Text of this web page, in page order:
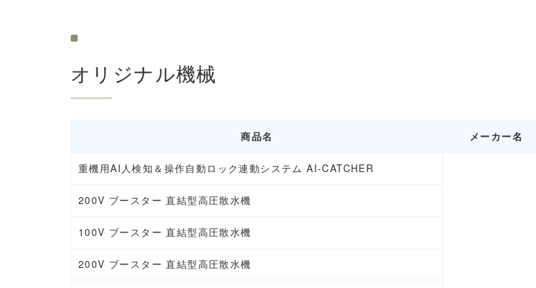
オリジナル機械
商品名 メーカー名
重機用AI人検知＆操作自動ロック連動システム AI-CATCHER
200V ブースター 直結型高圧散水機
100V ブースター 直結型高圧散水機
200V ブースター 直結型高圧散水機